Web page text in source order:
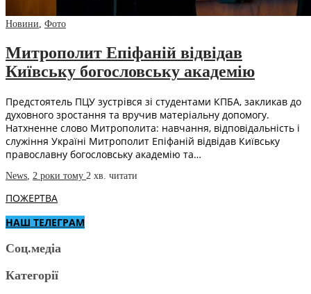
Новини Фото
Митрополит Епіфаній відвідав
Київську богословську академію
Предстоятель ПЦУ зустрівся зі студентами КПБА, закликав до
духовного зростання та вручив матеріальну допомогу.
Натхненне слово Митрополита: навчання, відповідальність і
служіння Україні Митрополит Епіфаній відвідав Київську
православну богословську академію та…
News 2 роки тому 2 хв. читати
ПОЖЕРТВА
НАШ ТЕЛЕГРАМ
Соц.медіа
Категорії